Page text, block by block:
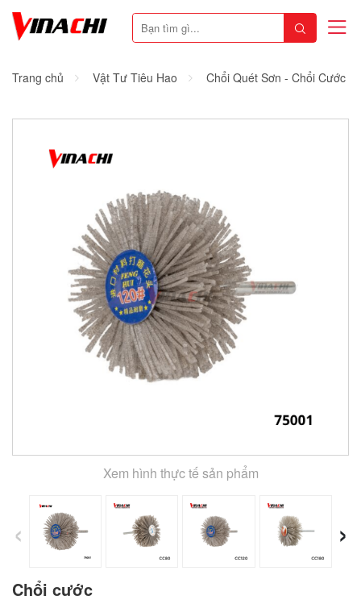
Trang chủ Vật Tư Tiêu Hao Chổi Quét Sơn - Chổi Cước
Xem hình thực tế sản phẩm
‹ ›
Chổi cước